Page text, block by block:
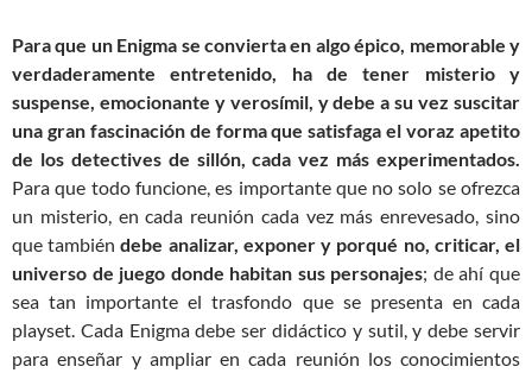
Para que un Enigma se convierta en algo épico, memorable y
verdaderamente entretenido, ha de tener misterio y
suspense, emocionante y verosímil, y debe a su vez suscitar
una gran fascinación de forma que satisfaga el voraz apetito
de los detectives de sillón, cada vez más experimentados.
Para que todo funcione, es importante que no solo se ofrezca
un misterio, en cada reunión cada vez más enrevesado, sino
que tambiéndebe analizar, exponer y porqué no, criticar, el
universo de juego donde habitan sus personajes; de ahí que
sea tan importante el trasfondo que se presenta en cada
playset. Cada Enigma debe ser didáctico y sutil, y debe servir
para enseñar y ampliar en cada reunión los conocimientos